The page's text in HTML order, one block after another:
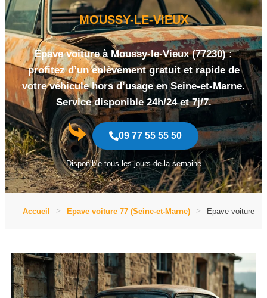
MOUSSY-LE-VIEUX
Epave voiture à Moussy-le-Vieux (77230) :
profitez d’un enlèvement gratuit et rapide de
votre véhicule hors d’usage en Seine-et-Marne.
Service disponible 24h/24 et 7j/7.
09 77 55 55 50
Disponible tous les jours de la semaine
Accueil Epave voiture 77 (Seine-et-Marne) Epave voiture –